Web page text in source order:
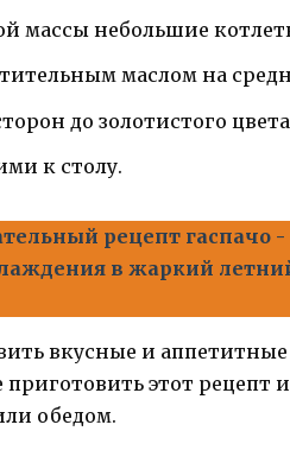
массы небольшие
маслом на
до золотистого
к столу.
рецепт гаспачо -
в жаркий
вкусные и
этот рецепт
обедом.